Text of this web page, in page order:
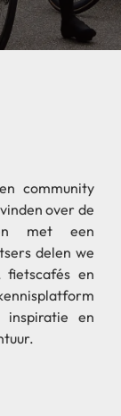
community
over de
met een
delen we
fietscafés en
en